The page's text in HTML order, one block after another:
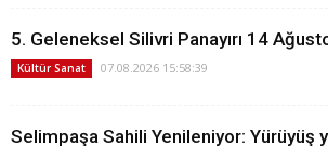
5. Geleneksel Silivri Panayırı 14
Kültür Sanat 07.08.2026 15:58:39
Selimpaşa Sahili Yenileniyor: Yürüyüş